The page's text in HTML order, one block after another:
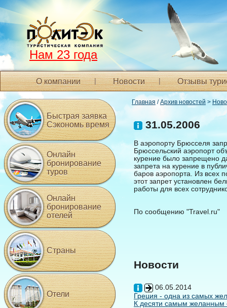
Нам 23 года
О компании Новости Отзывы
Главная /Архив новостей >
31.05.2006
В аэропорту Брюсселя
Брюссельский аэропорт
курение было запрещено
запрета на курение в
баров аэропорта. Из всех
этот запрет установлен
работы для всех
По сообщению "Travel.ru"
Новости
06.05.2014
Греция - одна из самых
К десяти самым желанным
Быстрая заявка
Сэкономь время
Онлайн
бронирование
туров
Онлайн
бронирование
отелей
Страны
Отели